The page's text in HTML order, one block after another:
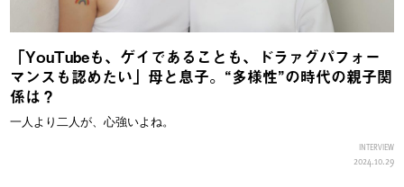
「YouTubeも、ゲイであることも、ドラァグパフォー
マンスも認めたい」母と息子。“多様性”の時代の親子関
係は？
一人より二人が、心強いよね。
INTERVIEW
2024.10.29